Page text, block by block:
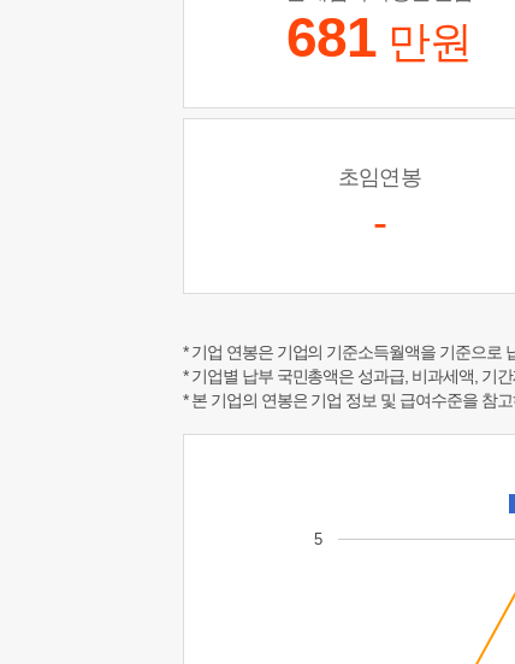
681 만원
초임연봉
-
* 기업 연봉은 기업의 기준소득월액을 기준으로
* 기업별 납부 국민총액은 성과급, 비과세액, 기
* 본 기업의 연봉은 기업 정보 및 급여수준을 참
5